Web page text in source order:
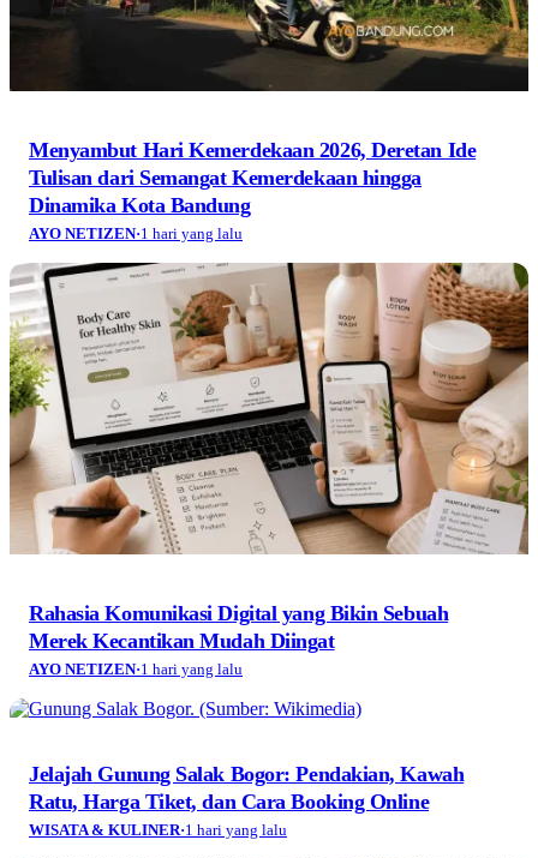
Menyambut Hari Kemerdekaan 2026, Deretan Ide
Tulisan dari Semangat Kemerdekaan hingga
Dinamika Kota Bandung
AYO NETIZEN·1 hari yang lalu
Rahasia Komunikasi Digital yang Bikin Sebuah
Merek Kecantikan Mudah Diingat
AYO NETIZEN·1 hari yang lalu
Jelajah Gunung Salak Bogor: Pendakian, Kawah
Ratu, Harga Tiket, dan Cara Booking Online
WISATA & KULINER·1 hari yang lalu